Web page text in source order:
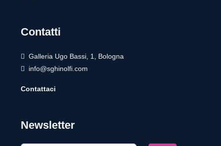
Contatti
Galleria Ugo Bassi, 1, Bologna
info@sghinolfi.com
Contattaci
Newsletter